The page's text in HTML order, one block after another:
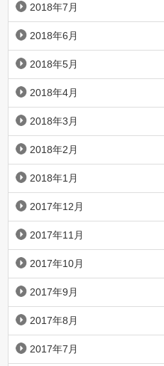
2018年7月
2018年6月
2018年5月
2018年4月
2018年3月
2018年2月
2018年1月
2017年12月
2017年11月
2017年10月
2017年9月
2017年8月
2017年7月